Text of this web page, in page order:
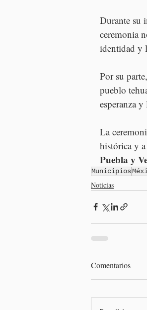
Durante su
ceremonia
identidad y
Por su
pueblo
esperanza
La
histórica y
Puebla y
Municipios
Noticias
Comentarios